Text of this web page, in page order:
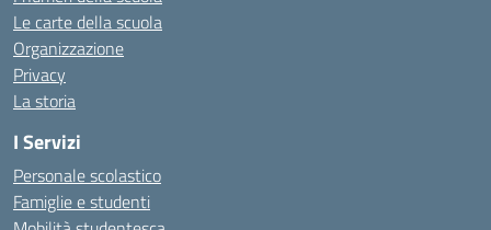
Le carte della scuola
Organizzazione
Privacy
La storia
I Servizi
Personale scolastico
Famiglie e studenti